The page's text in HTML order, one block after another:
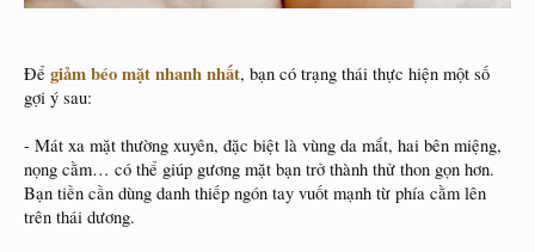
Để giảm béo mặt nhanh nhất, bạn có trạng thái thực hiện một số
gợi ý sau:
- Mát xa mặt thường xuyên, đặc biệt là vùng da mắt, hai bên miệng,
nọng cằm… có thể giúp gương mặt bạn trở thành thử thon gọn hơn.
Bạn tiền cần dùng danh thiếp ngón tay vuốt mạnh từ phía cằm lên
trên thái dương.